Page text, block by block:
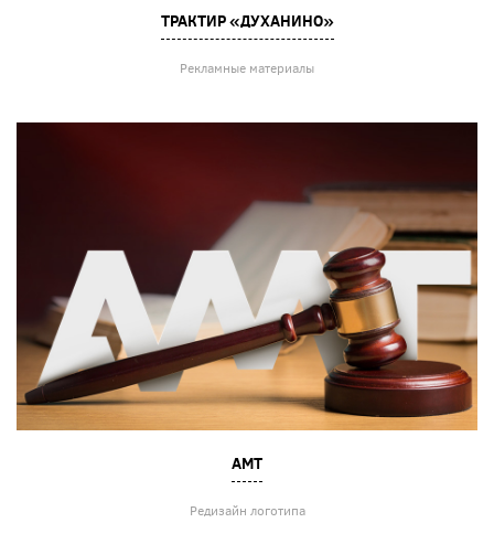
ТРАКТИР «ДУХАНИНО»
Рекламные материалы
АМТ
Редизайн логотипа